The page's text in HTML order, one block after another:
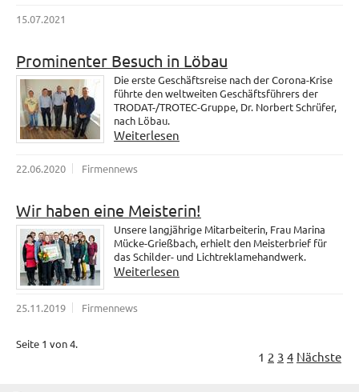
15.07.2021
Prominenter Besuch in Löbau
Die erste Geschäftsreise nach der Corona-Krise
führte den weltweiten Geschäftsführers der
TRODAT-/TROTEC-Gruppe, Dr. Norbert Schrüfer,
nach Löbau.
Weiterlesen
22.06.2020 Firmennews
Wir haben eine Meisterin!
Unsere langjährige Mitarbeiterin, Frau Marina
Mücke-Grießbach, erhielt den Meisterbrief für
das Schilder- und Lichtreklamehandwerk.
Weiterlesen
25.11.2019 Firmennews
Seite 1 von 4.
1 2 3 4 Nächste